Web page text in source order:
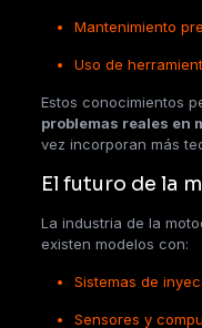
Mantenimiento
Uso de
Estos conocimientos
problemas reales en
vez incorporan más
El futuro de la
La industria de la
existen modelos con:
Sistemas de
Sensores y